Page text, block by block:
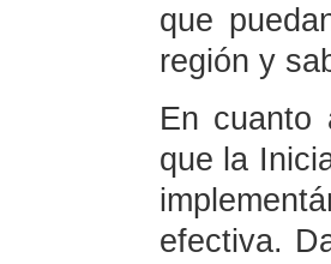
que
región y
En cuanto
que la
efectiva.